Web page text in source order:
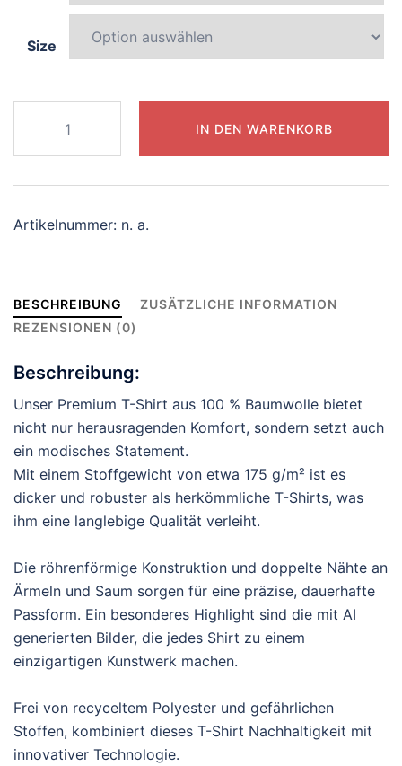
Size
sphinx
Menge
IN DEN WARENKORB
Artikelnummer: n. a.
BESCHREIBUNG
ZUSÄTZLICHE INFORMATION
REZENSIONEN (0)
Beschreibung:
Unser Premium T-Shirt aus 100 % Baumwolle bietet
nicht nur herausragenden Komfort, sondern setzt auch
ein modisches Statement.
Mit einem Stoffgewicht von etwa 175 g/m² ist es
dicker und robuster als herkömmliche T-Shirts, was
ihm eine langlebige Qualität verleiht.
Die röhrenförmige Konstruktion und doppelte Nähte an
Ärmeln und Saum sorgen für eine präzise, dauerhafte
Passform. Ein besonderes Highlight sind die mit AI
generierten Bilder, die jedes Shirt zu einem
einzigartigen Kunstwerk machen.
Frei von recyceltem Polyester und gefährlichen
Stoffen, kombiniert dieses T-Shirt Nachhaltigkeit mit
innovativer Technologie.